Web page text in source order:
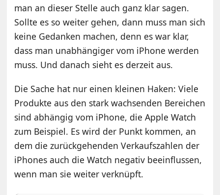
man an dieser Stelle auch ganz klar sagen.
Sollte es so weiter gehen, dann muss man sich
keine Gedanken machen, denn es war klar,
dass man unabhängiger vom iPhone werden
muss. Und danach sieht es derzeit aus.
Die Sache hat nur einen kleinen Haken: Viele
Produkte aus den stark wachsenden Bereichen
sind abhängig vom iPhone, die Apple Watch
zum Beispiel. Es wird der Punkt kommen, an
dem die zurückgehenden Verkaufszahlen der
iPhones auch die Watch negativ beeinflussen,
wenn man sie weiter verknüpft.